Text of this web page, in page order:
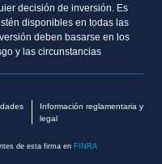
decisión de inversión. Es
disponibles en todas las
deben basarse en los
y las circunstancias
Información reglamentaria y
legal
de esta firma en FINRA